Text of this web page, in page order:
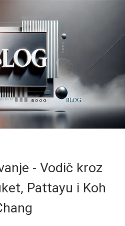
- Vodič kroz
Pattayu i Koh